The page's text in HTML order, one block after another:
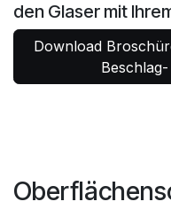
den Glaser mit
Download